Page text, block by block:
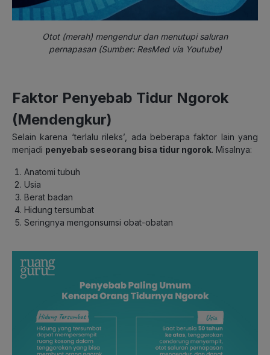
Otot (merah) mengendur dan menutupi saluran
pernapasan (Sumber: ResMed via Youtube)
Faktor Penyebab Tidur Ngorok
(Mendengkur)
Selain karena ‘terlalu rileks’, ada beberapa faktor lain yang
menjadi penyebab seseorang bisa tidur ngorok. Misalnya:
Anatomi tubuh
Usia
Berat badan
Hidung tersumbat
Seringnya mengonsumsi obat-obatan